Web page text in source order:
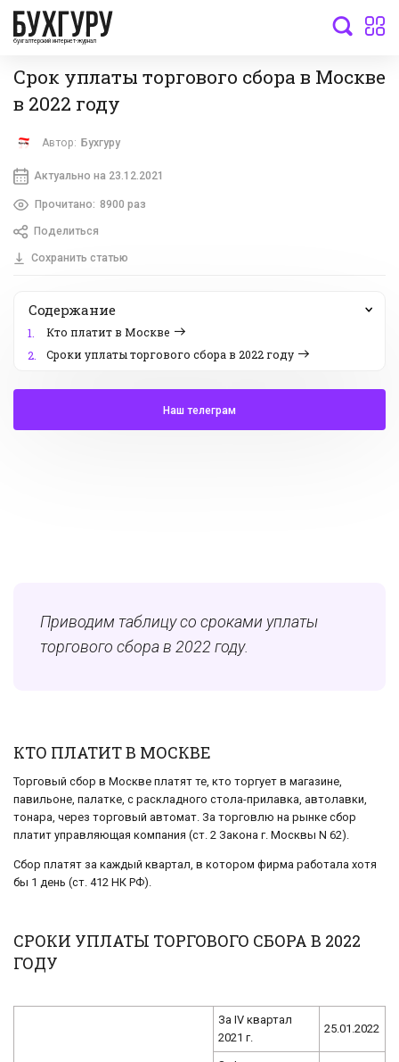
бухгалтерский интернет-журнал
Срок уплаты торгового сбора в Москве
в 2022 году
Автор: Бухгуру
Актуально на 23.12.2021
Прочитано: 8900 раз
Поделиться
Сохранить статью
Содержание
1.
Кто платит в Москве
2.
Сроки уплаты торгового сбора в 2022 году
Наш телеграм
Приводим таблицу со сроками уплаты
торгового сбора в 2022 году.
КТО ПЛАТИТ В МОСКВЕ
Торговый сбор в Москве платят те, кто торгует в магазине,
павильоне, палатке, с раскладного стола-прилавка, автолавки,
тонара, через торговый автомат. За торговлю на рынке сбор
платит управляющая компания (ст. 2 Закона г. Москвы N 62).
Сбор платят за каждый квартал, в котором фирма работала хотя
бы 1 день (ст. 412 НК РФ).
СРОКИ УПЛАТЫ ТОРГОВОГО СБОРА В 2022
ГОДУ
За IV квартал
2021 г.
25.01.2022